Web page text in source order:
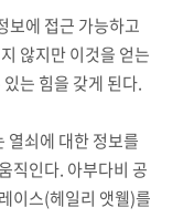
보에 접근 가능하고
않지만 이것을 얻는
는 힘을 갖게 된다.
열쇠에 대한 정보를
직인다. 아부다비 공
이스(헤일리 앳웰)를